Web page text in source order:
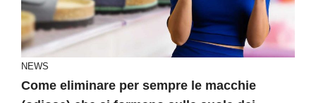
NEWS
Come eliminare per sempre le macchie